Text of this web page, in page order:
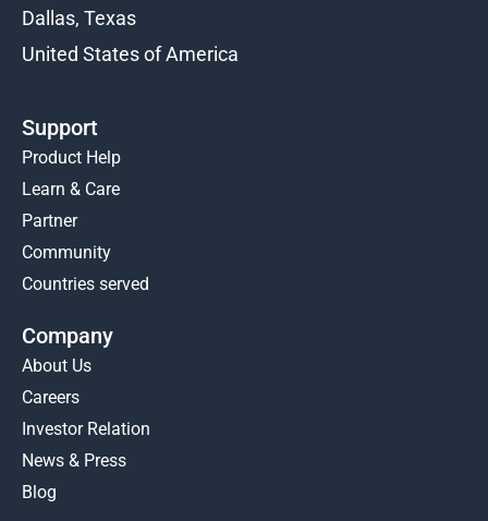
Dallas, Texas
United States of America
Support
Product Help
Learn & Care
Partner
Community
Countries served
Company
About Us
Careers
Investor Relation
News & Press
Blog